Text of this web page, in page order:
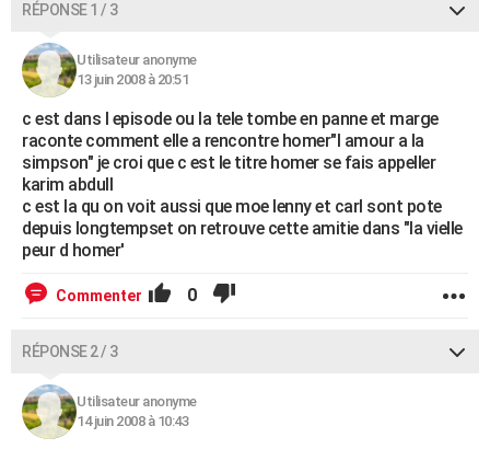
Carte de Noël
Carte Bonne année
Carte Saint-Valentin
Carte Pâques
Carte d'anniversaire
DICTIONNAIRE
Dictionnaire
Biographies
Citations
Expressions
Proverbes
PROGRAMME TV
COPAINS D'AVANT
S'inscrire
Se connecter
Lycées
Collèges
Primaires
Universités
Entreprises
Service militaire
Avis de recherche
AVIS DE DÉCÈS
FORUM
Bricolage
Lifestyle
Culture
Sport
Auto
Television
Voyage
Cinema
RÉPONSE 1 / 3
Utilisateur anonyme
13 juin 2008 à 20:51
c est dans l episode ou la tele tombe en panne et marge
raconte comment elle a rencontre homer"l amour a la
simpson" je croi que c est le titre homer se fais appeller
karim abdull
c est la qu on voit aussi que moe lenny et carl sont pote
depuis longtempset on retrouve cette amitie dans "la vielle
peur d homer'
Commenter 0
RÉPONSE 2 / 3
Utilisateur anonyme
14 juin 2008 à 10:43